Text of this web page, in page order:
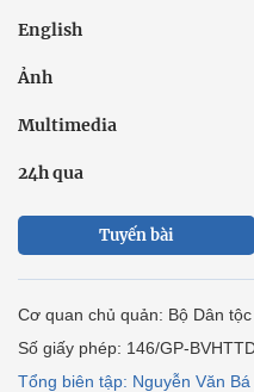
English
Ảnh
Multimedia
24h qua
Tuyến bài
Cơ quan chủ quản: Bộ Dân
Số giấy phép: 146/GP-
Tổng biên tập: Nguyễn Văn Bá